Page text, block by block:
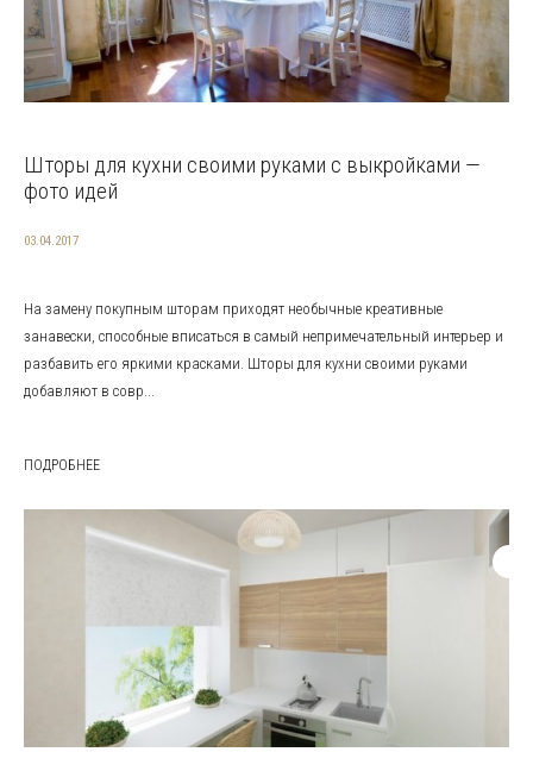
Шторы для кухни своими руками с выкройками —
фото идей
03.04.2017
На замену покупным шторам приходят необычные креативные
занавески, способные вписаться в самый непримечательный интерьер и
разбавить его яркими красками. Шторы для кухни своими руками
добавляют в совр...
ПОДРОБНЕЕ